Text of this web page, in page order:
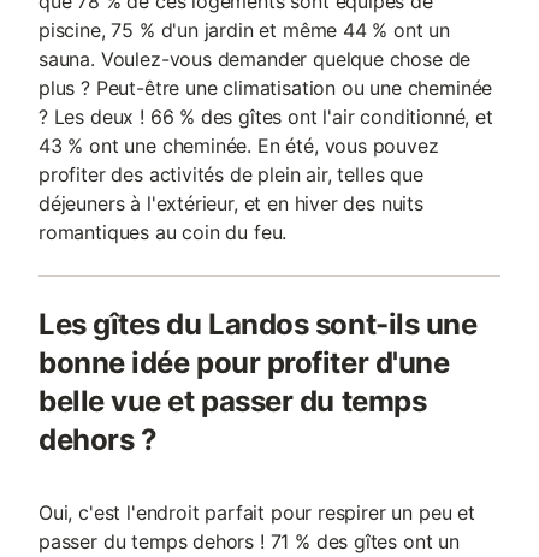
piscine, 75 % d'un jardin et même 44 % ont un
sauna. Voulez-vous demander quelque chose de
plus ? Peut-être une climatisation ou une cheminée
? Les deux ! 66 % des gîtes ont l'air conditionné, et
43 % ont une cheminée. En été, vous pouvez
profiter des activités de plein air, telles que
déjeuners à l'extérieur, et en hiver des nuits
romantiques au coin du feu.
Les gîtes du Landos sont-ils une
bonne idée pour profiter d'une
belle vue et passer du temps
dehors ?
Oui, c'est l'endroit parfait pour respirer un peu et
passer du temps dehors ! 71 % des gîtes ont un